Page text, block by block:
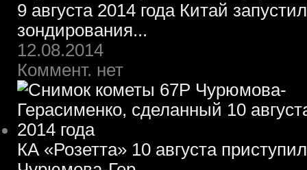
9 августа 2014 года Китай
зондирования...
12.08.2014
Коммент. нет
КА «Розетта» 10 августа